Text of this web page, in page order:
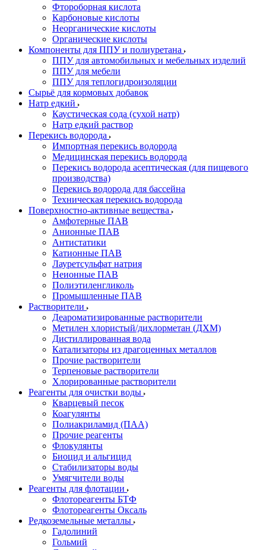
Фтороборная кислота
Карбоновые кислоты
Неорганические кислоты
Органические кислоты
Компоненты для ППУ и полиуретана
ППУ для автомобильных и мебельных изделий
ППУ для мебели
ППУ для теплогидроизоляции
Сырьё для кормовых добавок
Натр едкий
Каустическая сода (сухой натр)
Натр едкий раствор
Перекись водорода
Импортная перекись водорода
Медицинская перекись водорода
Перекись водорода асептическая (для пищевого
производства)
Перекись водорода для бассейна
Техническая перекись водорода
Поверхностно-активные вещества
Амфотерные ПАВ
Анионные ПАВ
Антистатики
Катионные ПАВ
Лауретсульфат натрия
Неионные ПАВ
Полиэтиленгликоль
Промышленные ПАВ
Растворители
Деароматизированные растворители
Метилен хлористый/дихлорметан (ДХМ)
Дистиллированная вода
Катализаторы из драгоценных металлов
Прочие растворители
Терпеновые растворители
Хлорированные растворители
Реагенты для очистки воды
Кварцевый песок
Коагулянты
Полиакриламид (ПАА)
Прочие реагенты
Флокулянты
Биоцид и альгицид
Стабилизаторы воды
Умягчители воды
Реагенты для флотации
Флотореагенты БТФ
Флотореагенты Оксаль
Редкоземельные металлы
Гадолиний
Гольмий